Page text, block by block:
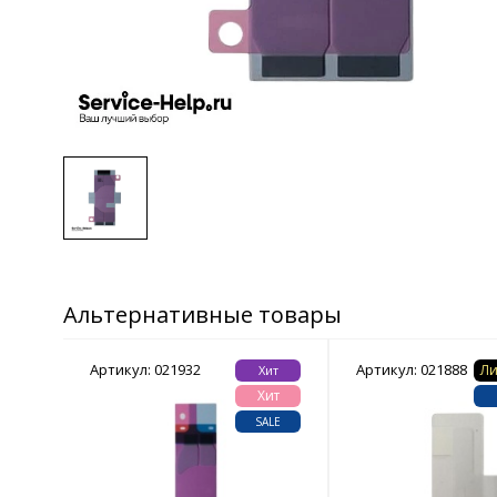
Альтернативные товары
Артикул: 021932 Хит
Хит
SALE
Артикул: 021888